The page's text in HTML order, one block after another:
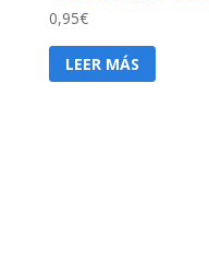
0,95€
LEER MÁS